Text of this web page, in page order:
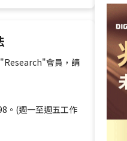
會員，請
。(週一至週五工作